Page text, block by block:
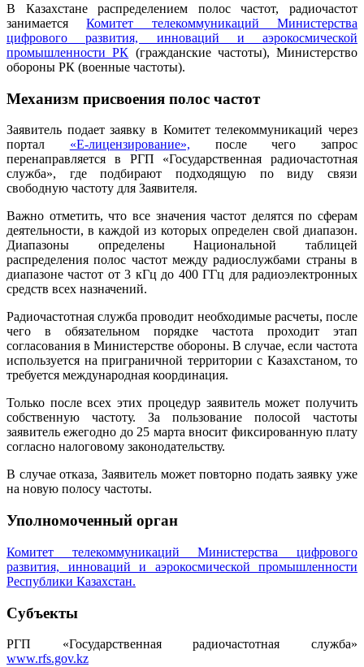
В Казахстане распределением полос частот, радиочастот
занимаетсяКомитет телекоммуникаций Министерства
цифрового развития, инноваций и аэрокосмической
промышленности РК (гражданские частоты), Министерство
обороны РК (военные частоты).
Механизм присвоения полос частот
Заявитель подает заявку в Комитет телекоммуникаций через
портал «Е-лицензирование», после чего запрос
перенаправляется в РГП «Государственная радиочастотная
служба», где подбирают подходящую по виду связи
свободную частоту для Заявителя.
Важно отметить, что все значения частот делятся по сферам
деятельности, в каждой из которых определен свой диапазон.
Диапазоны определены Национальной таблицей
распределения полос частот между радиослужбами страны в
диапазоне частот от 3 кГц до 400 ГГц для радиоэлектронных
средств всех назначений.
Радиочастотная служба проводит необходимые расчеты, после
чего в обязательном порядке частота проходит этап
согласования в Министерстве обороны. В случае, если частота
используется на приграничной территории с Казахстаном, то
требуется международная координация.
Только после всех этих процедур заявитель может получить
собственную частоту. За пользование полосой частоты
заявитель ежегодно до 25 марта вносит фиксированную плату
согласно налоговому законодательству.
В случае отказа, Заявитель может повторно подать заявку уже
на новую полосу частоты.
Уполномоченный орган
Комитет телекоммуникаций Министерства цифрового
развития, инноваций и аэрокосмической промышленности
Республики Казахстан.
Субъекты
РГП «Государственная радиочастотная служба»
www.rfs.gov.kz